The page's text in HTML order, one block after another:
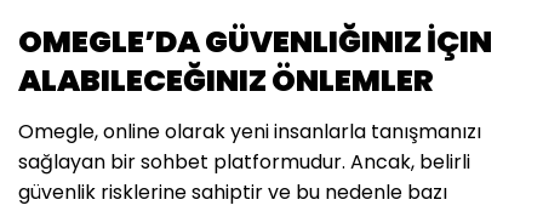
OMEGLE’DA GÜVENLIĞINIZ İÇIN
ALABILECEĞINIZ ÖNLEMLER
Omegle, online olarak yeni insanlarla tanışmanızı
sağlayan bir sohbet platformudur. Ancak, belirli
güvenlik risklerine sahiptir ve bu nedenle bazı